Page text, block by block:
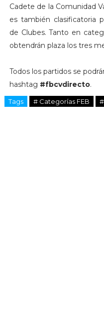
Cadete de la Comunidad
es también clasificatoria
de Clubes. Tanto en
obtendrán plaza los tres
Todos los partidos se
hashtag #fbcvdirecto.
Tags # Categorías FEB